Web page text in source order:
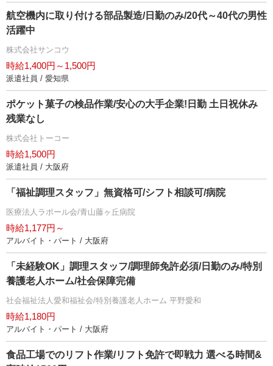
航空機内に取り付ける部品製造/日勤のみ/20代～40代の男性
活躍中
株式会社サンコウ
時給1,400円～1,500円
派遣社員 / 愛知県
ポケット菓子の検品作業/安心の大手企業!日勤 土日祝休み
残業なし
株式会社トーコー
時給1,500円
派遣社員 / 大阪府
「福祉調理スタッフ」無資格可/シフト相談可/病院
医療法人ラポール会/青山藤ヶ丘病院
時給1,177円～
アルバイト・パート / 大阪府
「未経験OK」調理スタッフ/調理師免許必須/日勤のみ/特別
養護老人ホーム/社会保障完備
社会福祉法人愛和福祉会/特別養護老人ホーム 平野愛和
時給1,180円
アルバイト・パート / 大阪府
食品工場でのリフト作業/リフト免許で即戦力 選べる時間&